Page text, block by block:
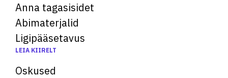
Anna tagasisidet
Abimaterjalid
Ligipääsetavus
LEIA KIIRELT
Oskused